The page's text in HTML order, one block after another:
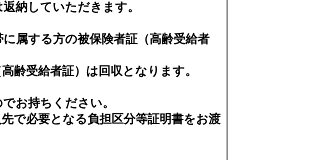
納していただきます。
属する方の被保険者証（高齢受給者
齢受給者証）は回収となります。
お持ちください。
で必要となる負担区分等証明書をお渡